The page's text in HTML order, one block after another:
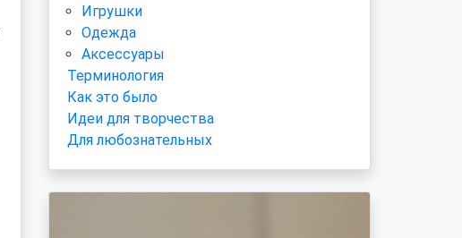
Игрушки
Одежда
Аксессуары
Терминология
Как это было
Идеи для творчества
Для любознательных